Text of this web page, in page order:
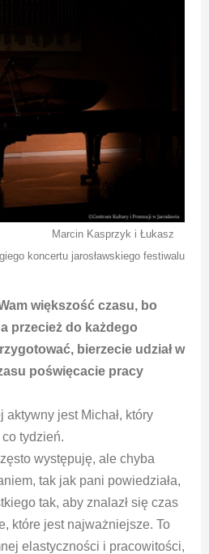
Marcin Kasprzyk i Łukasz
koncertu jarosławskiego festiwalu
większość czasu, bo
przecież do każdego
bierzecie udział w
poświęcacie pracy
aktywny jest Michał, który
tydzień.
występuję, ale chyba
tak jak pani powiedziała,
tak, aby znalazł się czas
które jest najważniejsze. To
elastyczności i pracowitości,